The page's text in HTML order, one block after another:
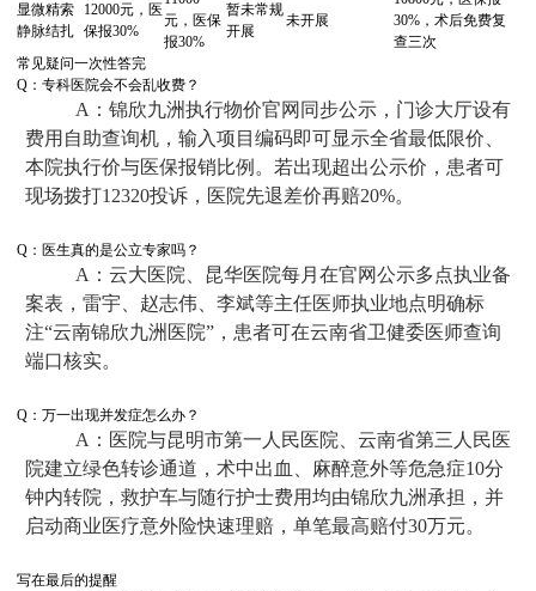
显微精索
静脉结扎
12000元，医
保报30%
元，医保
报30%
暂未常规
开展
未开展
30%，术后免费复
查三次
常见疑问一次性答完
Q：专科医院会不会乱收费？
A：锦欣九洲执行物价官网同步公示，门诊大厅设有
费用自助查询机，输入项目编码即可显示全省最低限价、
本院执行价与医保报销比例。若出现超出公示价，患者可
现场拨打12320投诉，医院先退差价再赔20%。
Q：医生真的是公立专家吗？
A：云大医院、昆华医院每月在官网公示多点执业备
案表，雷宇、赵志伟、李斌等主任医师执业地点明确标
注“云南锦欣九洲医院”，患者可在云南省卫健委医师查询
端口核实。
Q：万一出现并发症怎么办？
A：医院与昆明市第一人民医院、云南省第三人民医
院建立绿色转诊通道，术中出血、麻醉意外等危急症10分
钟内转院，救护车与随行护士费用均由锦欣九洲承担，并
启动商业医疗意外险快速理赔，单笔最高赔付30万元。
写在最后的提醒